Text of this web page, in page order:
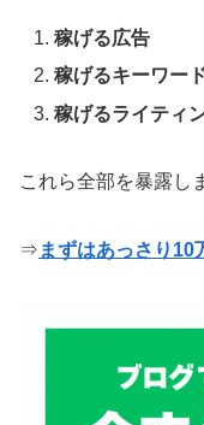
稼げる広告
稼げるキーワー
稼げるライティ
これら全部を暴露し
⇒ まずはあっさり10